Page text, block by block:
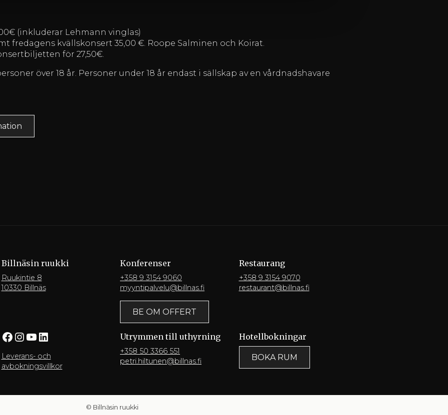
(inkluderar Lehmann vinglas)
fredagens kvällskonsert 35,00 €. Roope Salminen och Koirat.
för 27,50€.
över 18 år. Personer under 18 år endast i sällskap av en vårdnadshavare
Billnäsin ruukki
Ruukintie 8
10330 Billnäs
Konferenser
+358 9 3154 9060
myyntipalvelu@billnas.fi
BE OM OFFERT
Restaurang
+358 9 3154 9070
restaurant@billnas.fi
Facebook InstagramYouTube LinkedIn
Leverans- och
avbokningsvillkor
Utrymmen till uthyrning
+358 50 3366 551
petri.hiltunen@billnas.fi
Hotellbokningar
BOKA RUM
© Billnäsin ruukki